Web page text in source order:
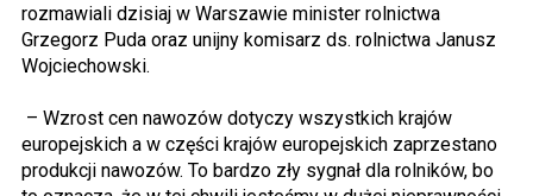
rozmawiali dzisiaj w Warszawie minister rolnictwa
Grzegorz Puda oraz unijny komisarz ds. rolnictwa Janusz
Wojciechowski.
– Wzrost cen nawozów dotyczy wszystkich krajów
europejskich a w części krajów europejskich zaprzestano
produkcji nawozów. To bardzo zły sygnał dla rolników, bo